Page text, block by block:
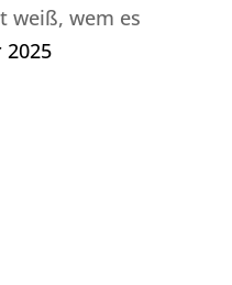
weiß, wem es